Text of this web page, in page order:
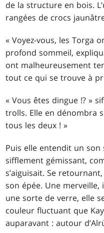
de la structure en bois.
rangées de crocs
« Voyez-vous, les Torga
profond sommeil,
ont malheureusement
tout ce qui se trouve à
« Vous êtes dingue !? »
trolls. Elle en dénombra
tous les deux ! »
Puis elle entendit un
sifflement gémissant,
s’aiguisait. Se
son épée. Une merveille,
une sorte de verre, elle
couleur fluctuant que
auparavant : autour